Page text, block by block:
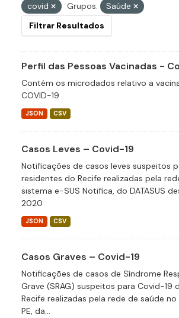
covid
Grupos:
Saúde
Filtrar Resultados
Perfil das Pessoas Vacinadas -
Contém os microdados relativo a
COVID-19
JSON CSV
Casos Leves – Covid-19
Notificações de casos leves suspeitos
residentes do Recife realizadas pela
sistema e-SUS Notifica, do DATASUS
2020
JSON CSV
Casos Graves – Covid-19
Notificações de casos de Síndrome
Grave (SRAG) suspeitos para Covid-19
Recife realizadas pela rede de saúde
PE, da...